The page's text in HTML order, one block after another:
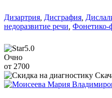
Дизартрия Дисграфия
недоразвитие речи Фонетико-
5.0
Очно
от 2700